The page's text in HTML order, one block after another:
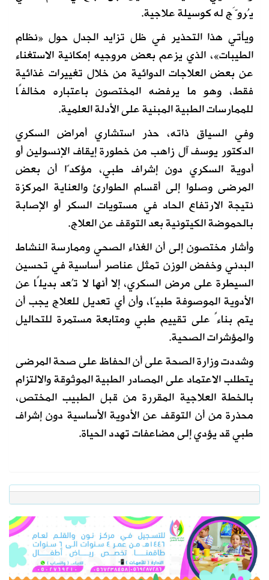
يُروَّج له كوسيلة علاجية.
ويأتي هذا التحذير في ظل تزايد الجدل حول «نظام
الطيبات»، الذي يزعم بعض مروجيه إمكانية الاستغناء
عن بعض العلاجات الدوائية من خلال تغييرات غذائية
فقط، وهو ما يرفضه المختصون باعتباره مخالفًا
للممارسات الطبية المبنية على الأدلة العلمية.
وفي السياق ذاته، حذر استشاري أمراض السكري
الدكتور يوسف آل زاهب من خطورة إيقاف الإنسولين أو
أدوية السكري دون إشراف طبي، مؤكدًا أن بعض
المرضى وصلوا إلى أقسام الطوارئ والعناية المركزة
نتيجة الارتفاع الحاد في مستويات السكر أو الإصابة
بالحموضة الكيتونية بعد التوقف عن العلاج.
وأشار مختصون إلى أن الغذاء الصحي وممارسة النشاط
البدني وخفض الوزن تمثل عناصر أساسية في تحسين
السيطرة على مرض السكري، إلا أنها لا تُعد بديلًا عن
الأدوية الموصوفة طبيًا، وأن أي تعديل للعلاج يجب أن
يتم بناءً على تقييم طبي ومتابعة مستمرة للتحاليل
والمؤشرات الصحية.
وشددت وزارة الصحة على أن الحفاظ على صحة المرضى
يتطلب الاعتماد على المصادر الطبية الموثوقة والالتزام
بالخطة العلاجية المقررة من قبل الطبيب المختص،
محذرة من أن التوقف عن الأدوية الأساسية دون إشراف
طبي قد يؤدي إلى مضاعفات تهدد الحياة.